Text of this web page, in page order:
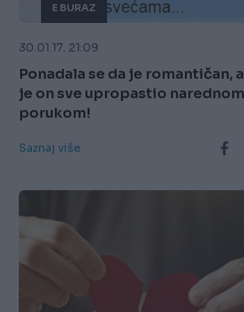
E BURAZ
30.01.17. 21:09
Ponadala se da je romantičan,
je on sve upropastio narednom
porukom!
Saznaj više